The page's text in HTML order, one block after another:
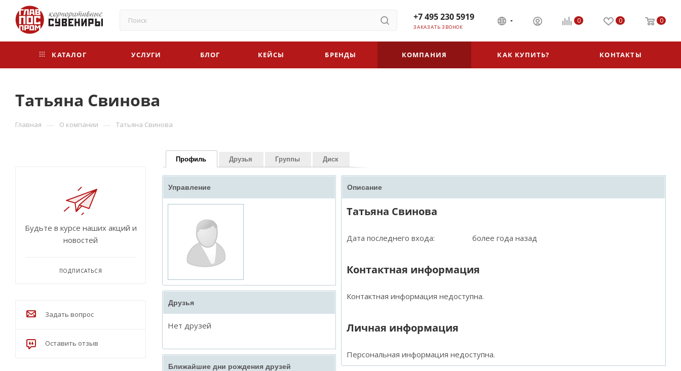
+7 495 230 5919
ЗАКАЗАТЬ ЗВОНОК
0 0 0
КАТАЛОГ УСЛУГИ БЛОГ КЕЙСЫ БРЕНДЫ КОМПАНИЯ КАК КУПИТЬ? КОНТАКТЫ
Татьяна Свинова
Главная — О компании — Татьяна Свинова
Профиль Друзья Группы Диск
Управление
Друзья
Нет друзей
Ближайшие дни рождения друзей
Описание
Татьяна Свинова
Дата последнего входа: более года назад
Контактная информация
Контактная информация недоступна.
Личная информация
Персональная информация недоступна.
Будьте в курсе наших акций и
новостей
ПОДПИСАТЬСЯ
Задать вопрос
Оставить отзыв